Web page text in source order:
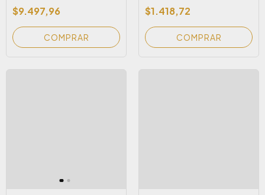
$9.497,96 $1.418,72